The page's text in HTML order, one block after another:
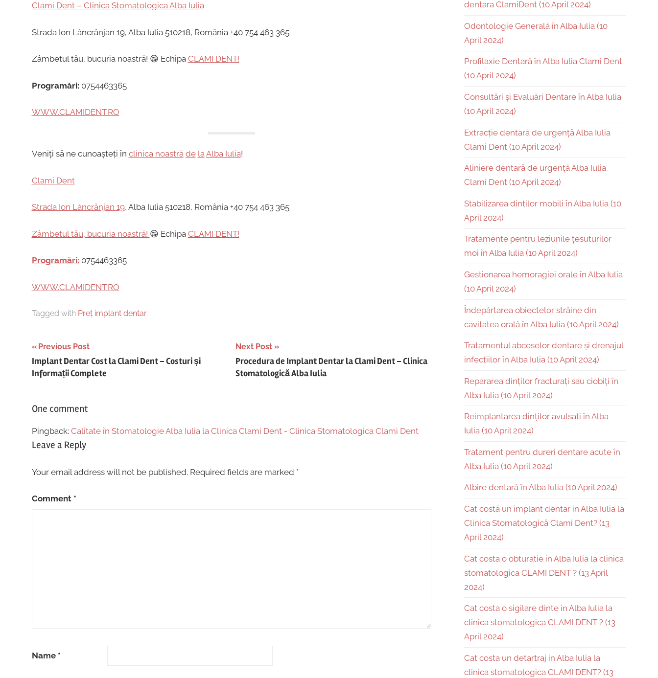
Clami Dent – Clinica Stomatologica Alba Iulia
Strada Ion Lăncrănjan 19, Alba Iulia 510218, România +40 754 463 365
Zâmbetul tău, bucuria noastră! 😁 Echipa CLAMI DENT!
Programări: 0754463365
WWW.CLAMIDENT.RO
Veniți să ne cunoașteți în clinica noastră de laAlba Iulia!
Clami Dent
Strada Ion Lăncrănjan 19, Alba Iulia 510218, România +40 754 463 365
Zâmbetul tău, bucuria noastră! 😁 Echipa CLAMI DENT!
Programări: 0754463365
WWW.CLAMIDENT.RO
Tagged with Preț implant dentar
Post
navigation
Previous Post
Implant Dentar Cost la Clami Dent – Costuri și
Informații Complete
Next Post
Procedura de Implant Dentar la Clami Dent – Clinica
Stomatologică Alba Iulia
One comment
Pingback: Calitate în Stomatologie Alba Iulia la Clinica Clami Dent - Clinica Stomatologica Clami Dent
Leave a Reply
Your email address will not be published. Required fields are marked *
Comment *
Name *
dentara ClamiDent (10 April 2024)
Odontologie Generală în Alba Iulia (10
April 2024)
Profilaxie Dentară în Alba Iulia Clami Dent
(10 April 2024)
Consultări și Evaluări Dentare în Alba Iulia
(10 April 2024)
Extracție dentară de urgență Alba Iulia
Clami Dent (10 April 2024)
Aliniere dentară de urgență Alba Iulia
Clami Dent (10 April 2024)
Stabilizarea dinților mobili în Alba Iulia (10
April 2024)
Tratamente pentru leziunile țesuturilor
moi în Alba Iulia (10 April 2024)
Gestionarea hemoragiei orale în Alba Iulia
(10 April 2024)
Îndepărtarea obiectelor străine din
cavitatea orală în Alba Iulia (10 April 2024)
Tratamentul abceselor dentare și drenajul
infecțiilor în Alba Iulia (10 April 2024)
Repararea dinților fracturați sau ciobiți în
Alba Iulia (10 April 2024)
Reimplantarea dinților avulsați în Alba
Iulia (10 April 2024)
Tratament pentru dureri dentare acute în
Alba Iulia (10 April 2024)
Albire dentară în Alba Iulia (10 April 2024)
Cat costă un implant dentar in Alba Iulia la
Clinica Stomatologică Clami Dent? (13
April 2024)
Cat costa o obturatie in Alba Iulia la clinica
stomatologica CLAMI DENT ? (13 April
2024)
Cat costa o sigilare dinte in Alba Iulia la
clinica stomatologica CLAMI DENT ? (13
April 2024)
Cat costa un detartraj in Alba Iulia la
clinica stomatologica CLAMI DENT? (13